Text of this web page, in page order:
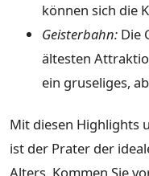
können sich die
Geisterbahn: Die
ältesten
ein gruseliges,
Mit diesen Highlights
ist der Prater der
Alters. Kommen Sie